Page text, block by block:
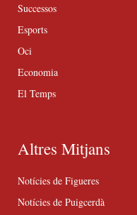
Successos
Esports
Oci
Economia
El Temps
Altres Mitjans
Notícies de Figueres
Notícies de Puigcerdà